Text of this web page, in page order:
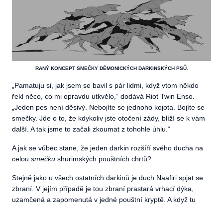
RANÝ KONCEPT SMEČKY DÉMONICKÝCH DARKINSKÝCH PSŮ.
Pamatuju si, jak jsem se bavil s pár lidmi, když vtom někdo
řekl něco, co mi opravdu utkvělo,“ dodává Riot Twin Enso.
„Jeden pes není děsivý. Nebojíte se jednoho kojota. Bojíte se
smečky. Jde o to, že kdykoliv jste otočení zády, blíží se k vám
další. A tak jsme to začali zkoumat z tohohle úhlu.“
A jak se vůbec stane, že jeden darkin rozšíří svého ducha na
celou smečku shurimských pouštních chrtů?
Stejně jako u všech ostatních darkinů je duch Naafiri spjat se
zbraní. V jejím případě je tou zbraní prastará vrhací dýka,
uzamčená a zapomenutá v jedné pouštní kryptě. A když tu